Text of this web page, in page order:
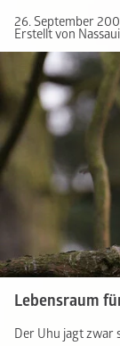
26. September
Erstellt von
Lebensraum
Der Uhu jagt zwar